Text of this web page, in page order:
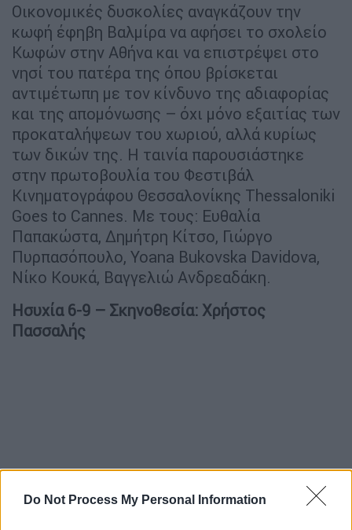
Do Not Process My Personal Information
Οικονομικές δυσκολίες αναγκάζουν την
κωφή έφηβη Βαλμίρα να αφήσει το σχολείο
Κωφών στην Αθήνα και να επιστρέψει στο
νησί του πατέρα της όπου βρίσκεται
αντιμέτωπη με τον κίνδυνο της αδιαφορίας
και της απομόνωσης – όχι μόνο εξαιτίας των
προκαταλήψεων του χωριού, αλλά κυρίως
των δικών της. Η ταινία παρουσιάστηκε
στην πρωτοβουλία του Φεστιβάλ
Κινηματογράφου Θεσσαλονίκης Thessaloniki
Goes to Cannes. Με τους: Ευθαλία
Παπακώστα, Δημήτρη Κίτσο, Γιώργο
Πυρπασόπουλο, Yoana Bukovska Davidova,
Νίκο Κουκά, Βαγγελιώ Ανδρεαδάκη.
Ησυχία 6-9 – Σκηνοθεσία: Χρήστος
Πασσαλής